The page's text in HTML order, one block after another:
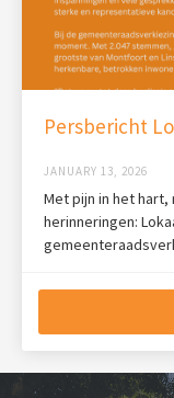
Persbericht
JANUARY 13, 2026
Met pijn in het
herinneringen: